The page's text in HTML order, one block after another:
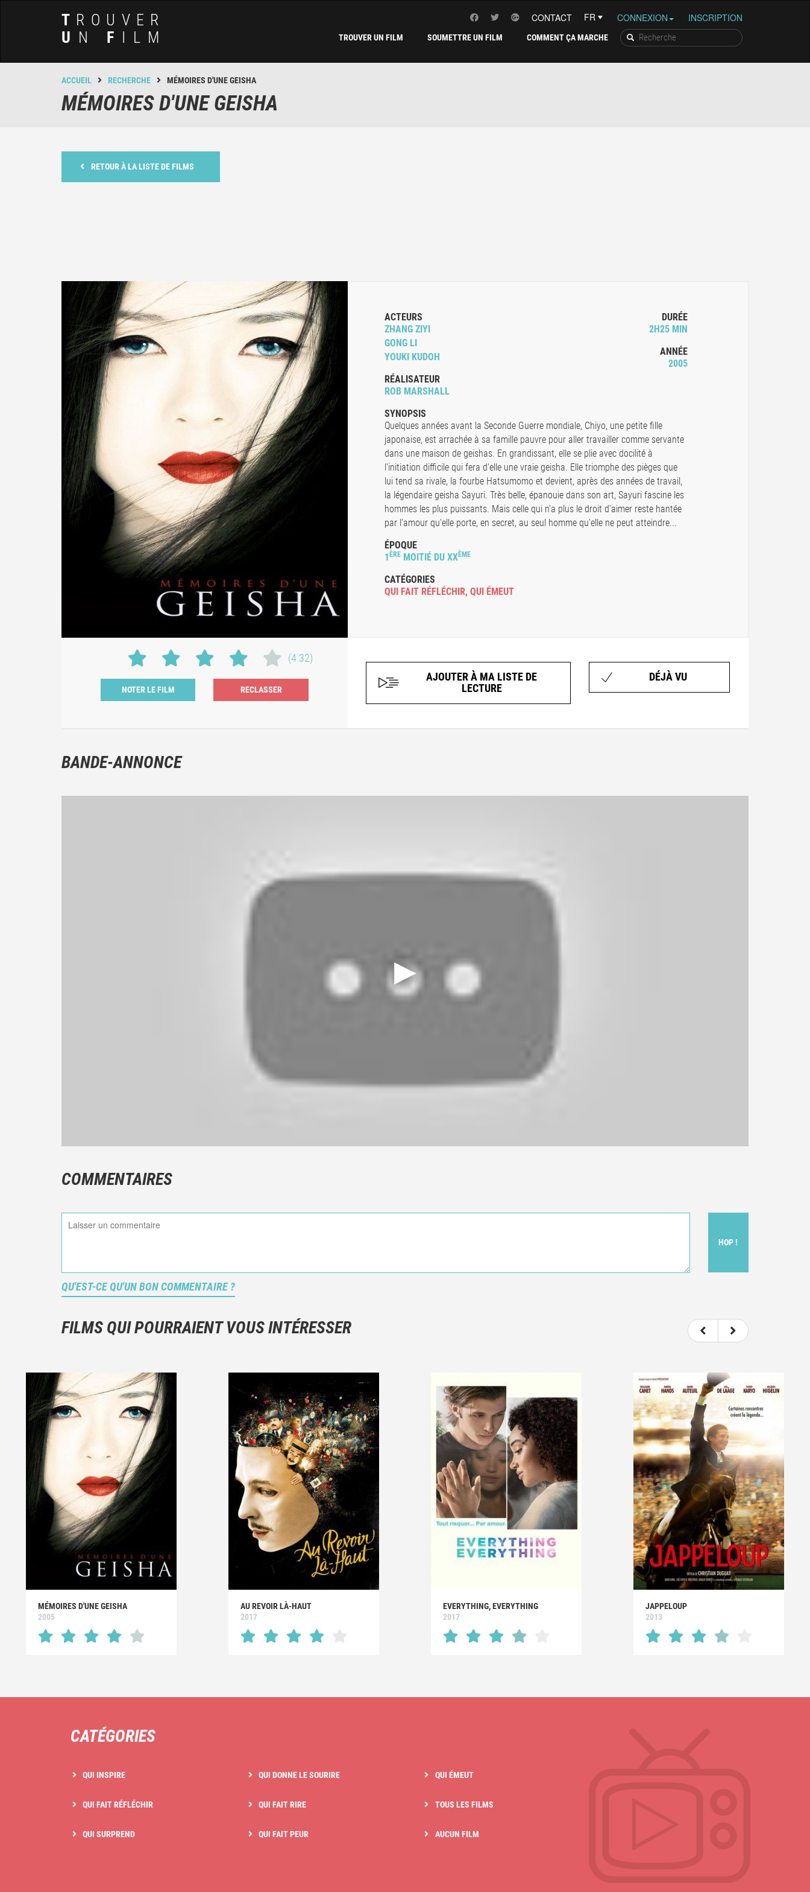
T ROUVER
U N F ILM
CONNEXION INSCRIPTION
CONTACT
COMMENT ÇA MARCHE
SOUMETTRE UN FILM
TROUVER UN FILM
ACCUEIL RECHERCHE MÉMOIRES D'UNE GEISHA
MÉMOIRES D'UNE GEISHA
RETOUR À LA LISTE DE FILMS
ACTEURS
ZHANG ZIYI
GONG LI
YOUKI KUDOH
RÉALISATEUR
ROB MARSHALL
DURÉE
2H25 MIN
ANNÉE
2005
SYNOPSIS
Quelques années avant la Seconde Guerre mondiale, Chiyo, une petite fille
japonaise, est arrachée à sa famille pauvre pour aller travailler comme servante
dans une maison de geishas. En grandissant, elle se plie avec docilité à
l'initiation difficile qui fera d'elle une vraie geisha. Elle triomphe des pièges que
lui tend sa rivale, la fourbe Hatsumomo et devient, après des années de travail,
la légendaire geisha Sayuri. Très belle, épanouie dans son art, Sayuri fascine les
hommes les plus puissants. Mais celle qui n'a plus le droit d'aimer reste hantée
par l'amour qu'elle porte, en secret, au seul homme qu'elle ne peut atteindre...
ÉPOQUE
1ÈRE MOITIÉ DU XXÈME
CATÉGORIES
QUI FAIT RÉFLÉCHIR, QUI ÉMEUT
(4.32)
NOTER LE FILM
AJOUTER À MA LISTE DE
LECTURE
DÉJÀ VU
BANDE-ANNONCE
COMMENTAIRES
HOP !
QU'EST-CE QU'UN BON COMMENTAIRE ?
N'hésitez pas à décrire clairement vos émotions plutôt qu'à décrire le film.
Et, attention à ne pas dévoiler d'éléments de l'intrigue !
FILMS QUI POURRAIENT VOUS INTÉRESSER
MÉMOIRES D'UNE GEISHA
2005
AU REVOIR LÀ-HAUT
2017
EVERYTHING, EVERYTHING
2017
JAPPELOUP
2013
CATÉGORIES
QUI INSPIRE
QUI FAIT RÉFLÉCHIR
QUI SURPREND
QUI DONNE LE SOURIRE
QUI FAIT RIRE
QUI FAIT PEUR
QUI ÉMEUT
TOUS LES FILMS
AUCUN FILM